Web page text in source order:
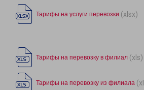
Тарифы на услуги перевозки (xlsx)
Тарифы на перевозку в филиал (xls)
Тарифы на перевозку из филиала